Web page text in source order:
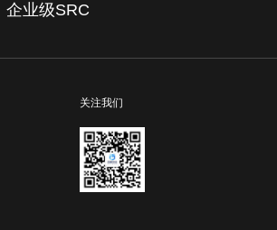
企业级SRC
关注我们